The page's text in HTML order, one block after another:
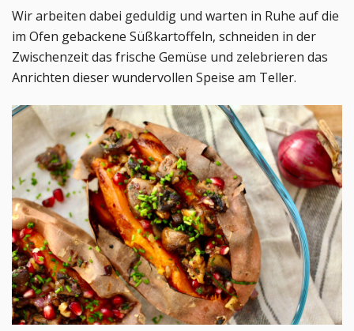
Wir arbeiten dabei geduldig und warten in Ruhe auf die
im Ofen gebackene Süßkartoffeln, schneiden in der
Zwischenzeit das frische Gemüse und zelebrieren das
Anrichten dieser wundervollen Speise am Teller.